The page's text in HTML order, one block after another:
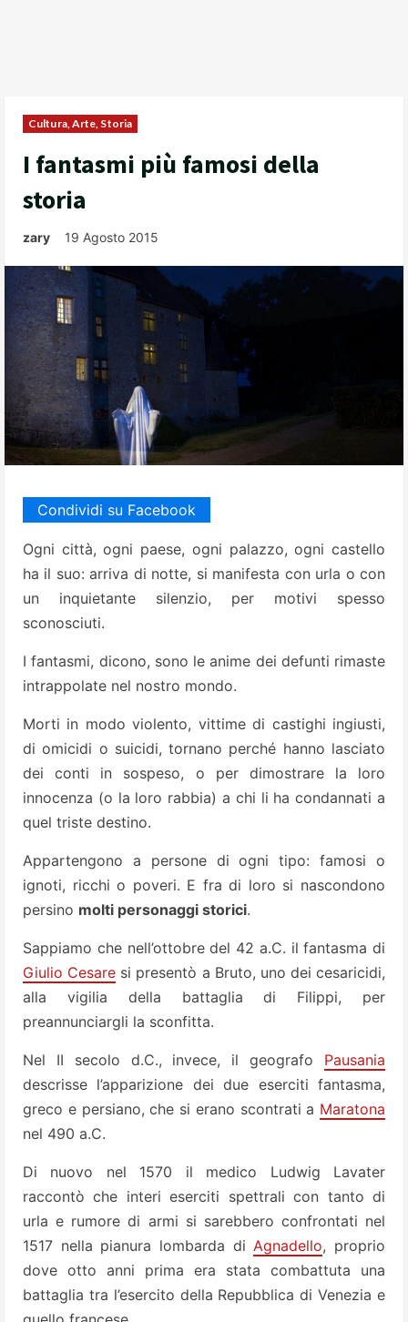
Cultura, Arte, Storia
I fantasmi più famosi della
storia
zary 19 Agosto 2015
Condividi su Facebook
Ogni città, ogni paese, ogni palazzo, ogni castello
ha il suo: arriva di notte, si manifesta con urla o con
un inquietante silenzio, per motivi spesso
sconosciuti.
I fantasmi, dicono, sono le anime dei defunti rimaste
intrappolate nel nostro mondo.
Morti in modo violento, vittime di castighi ingiusti,
di omicidi o suicidi, tornano perché hanno lasciato
dei conti in sospeso, o per dimostrare la loro
innocenza (o la loro rabbia) a chi li ha condannati a
quel triste destino.
Appartengono a persone di ogni tipo: famosi o
ignoti, ricchi o poveri. E fra di loro si nascondono
persino molti personaggi storici.
Sappiamo che nell’ottobre del 42 a.C. il fantasma di
Giulio Cesare si presentò a Bruto, uno dei cesaricidi,
alla vigilia della battaglia di Filippi, per
preannunciargli la sconfitta.
Nel II secolo d.C., invece, il geografo Pausania
descrisse l’apparizione dei due eserciti fantasma,
greco e persiano, che si erano scontrati a Maratona
nel 490 a.C.
Di nuovo nel 1570 il medico Ludwig Lavater
raccontò che interi eserciti spettrali con tanto di
urla e rumore di armi si sarebbero confrontati nel
1517 nella pianura lombarda diAgnadello, proprio
dove otto anni prima era stata combattuta una
battaglia tra l’esercito della Repubblica di Venezia e